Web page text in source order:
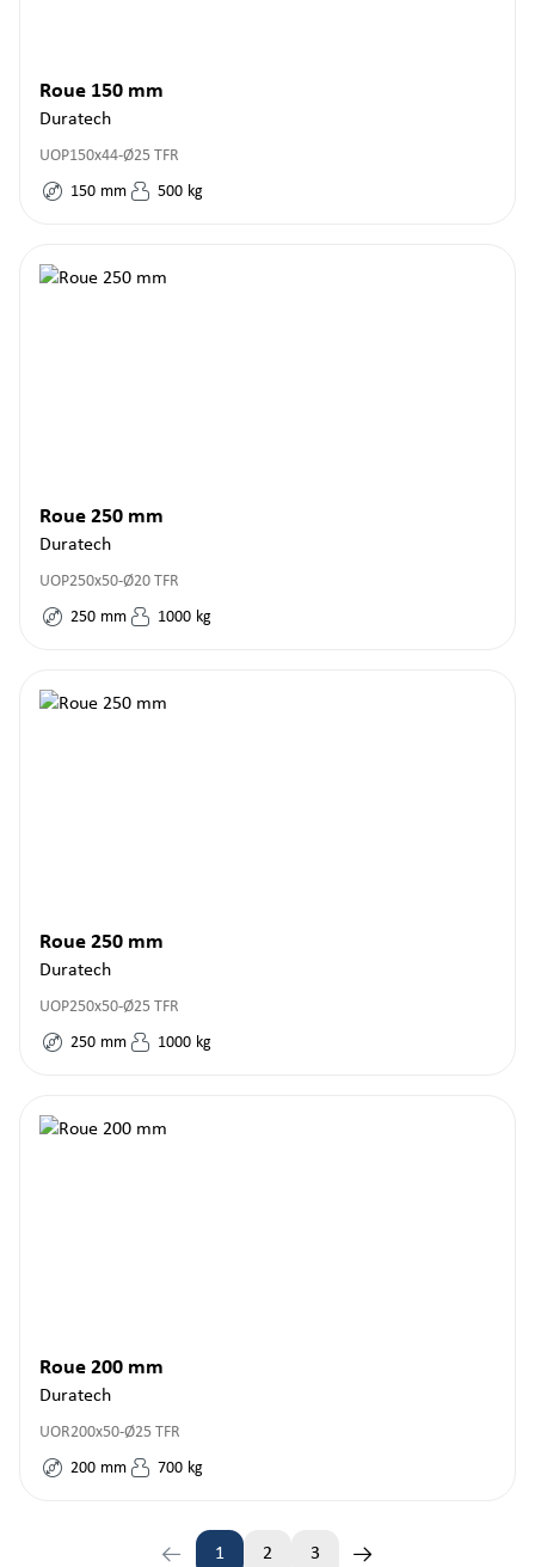
Roue 150 mm
Duratech
UOP150x44-Ø25 TFR
150 mm 500 kg
Roue 250 mm
Duratech
UOP250x50-Ø20 TFR
250 mm 1000 kg
Roue 250 mm
Duratech
UOP250x50-Ø25 TFR
250 mm 1000 kg
Roue 200 mm
Duratech
UOR200x50-Ø25 TFR
200 mm 700 kg
1 2 3